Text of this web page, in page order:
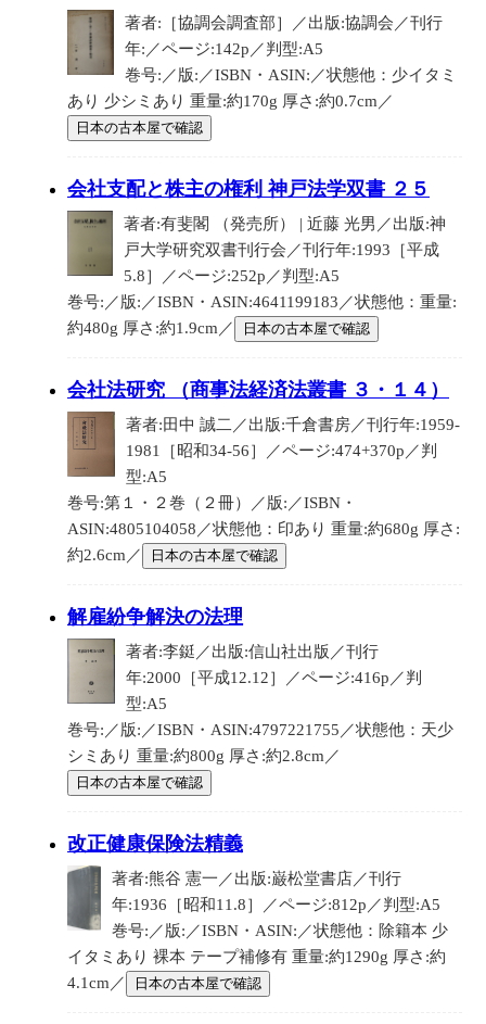
著者:［協調会調査部］／出版:協調会／刊行
年:／ページ:142p／判型:A5
巻号:／版:／ISBN・ASIN:／状態他：少イタミ
あり 少シミあり 重量:約170g 厚さ:約0.7cm／
日本の古本屋で確認
会社支配と株主の権利 神戸法学双書 ２５
著者:有斐閣 （発売所） | 近藤 光男／出版:神
戸大学研究双書刊行会／刊行年:1993［平成
5.8］／ページ:252p／判型:A5
巻号:／版:／ISBN・ASIN:4641199183／状態他：重量:
約480g 厚さ:約1.9cm／
日本の古本屋で確認
会社法研究 （商事法経済法叢書 ３・１４）
著者:田中 誠二／出版:千倉書房／刊行年:1959-
1981［昭和34-56］／ページ:474+370p／判
型:A5
巻号:第１・２巻（２冊）／版:／ISBN・
ASIN:4805104058／状態他：印あり 重量:約680g 厚さ:
約2.6cm／
日本の古本屋で確認
解雇紛争解決の法理
著者:李鋌／出版:信山社出版／刊行
年:2000［平成12.12］／ページ:416p／判
型:A5
巻号:／版:／ISBN・ASIN:4797221755／状態他：天少
シミあり 重量:約800g 厚さ:約2.8cm／
日本の古本屋で確認
改正健康保険法精義
著者:熊谷 憲一／出版:巌松堂書店／刊行
年:1936［昭和11.8］／ページ:812p／判型:A5
巻号:／版:／ISBN・ASIN:／状態他：除籍本 少
イタミあり 裸本 テープ補修有 重量:約1290g 厚さ:約
4.1cm／
日本の古本屋で確認